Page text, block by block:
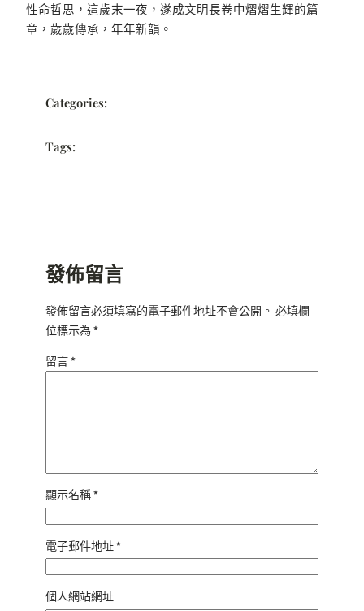
性命哲思，這歲末一夜，遂成文明長卷中熠熠生輝的篇
章，歲歲傳承，年年新韻。
Categories:
Tags:
發佈留言
發佈留言必須填寫的電子郵件地址不會公開。 必填欄
位標示為*
留言*
顯示名稱*
電子郵件地址*
個人網站網址